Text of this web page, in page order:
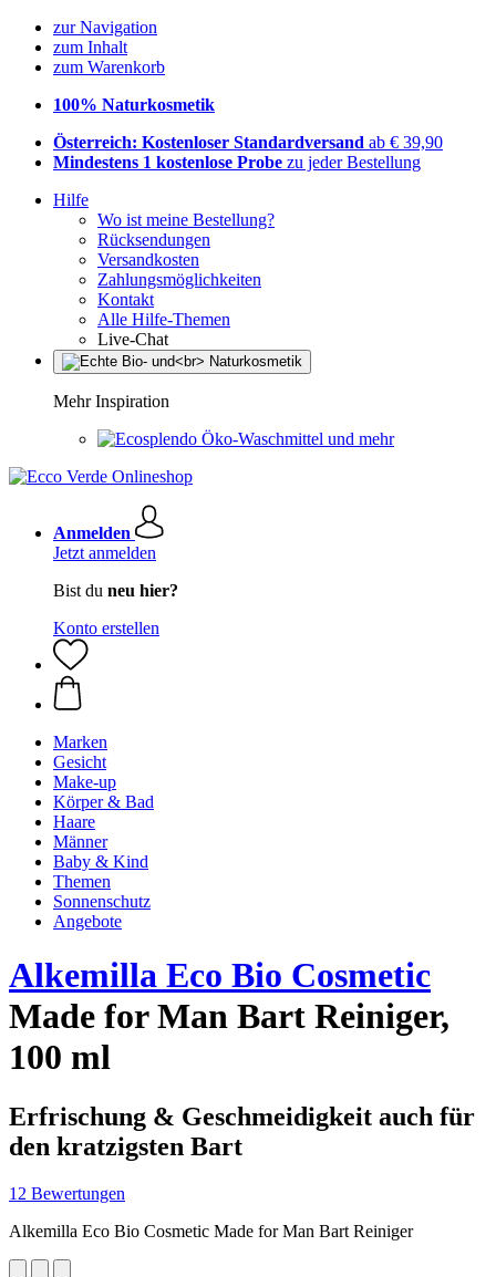
zur Navigation
zum Inhalt
zum Warenkorb
100% Naturkosmetik
Österreich: Kostenloser Standardversand ab € 39,90
Mindestens 1 kostenlose Probe zu jeder Bestellung
Hilfe
Wo ist meine Bestellung?
Rücksendungen
Versandkosten
Zahlungsmöglichkeiten
Kontakt
Alle Hilfe-Themen
Live-Chat
Mehr Inspiration
Öko-Waschmittel und mehr
Anmelden
Jetzt anmelden
Bist du neu hier?
Konto erstellen
Marken
Gesicht
Make-up
Körper & Bad
Haare
Männer
Baby & Kind
Themen
Sonnenschutz
Angebote
Alkemilla Eco Bio Cosmetic
Made for Man Bart Reiniger,
100 ml
Erfrischung & Geschmeidigkeit auch für
den kratzigsten Bart
12 Bewertungen
Alkemilla Eco Bio Cosmetic Made for Man Bart Reiniger